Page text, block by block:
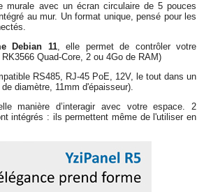
murale avec un écran circulaire de 5 pouces
au mur. Un format unique, pensé pour les
Debian 11, elle permet de contrôler votre
Quad-Core, 2 ou 4Go de RAM)
RS485, RJ-45 PoE, 12V, le tout dans un
diamètre, 11mm d'épaisseur).
manière d’interagir avec votre espace. 2
intégrés : ils permettent même de l'utiliser en